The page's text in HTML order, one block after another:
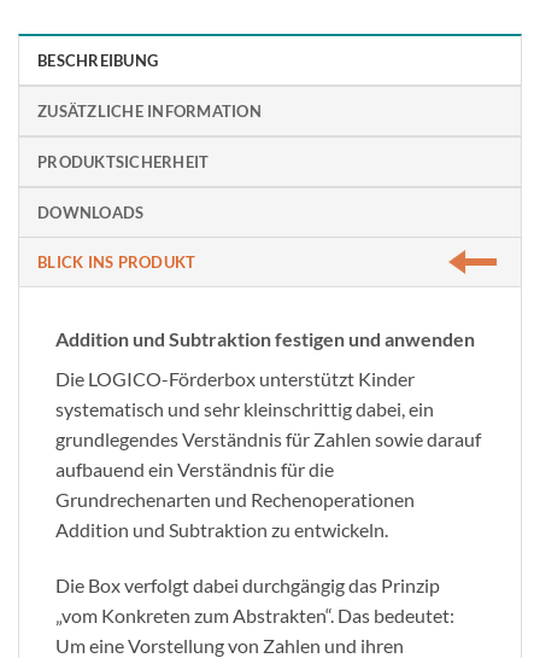
BESCHREIBUNG
ZUSÄTZLICHE INFORMATION
PRODUKTSICHERHEIT
DOWNLOADS
BLICK INS PRODUKT
Addition und Subtraktion festigen und anwenden
Die LOGICO-Förderbox unterstützt Kinder
systematisch und sehr kleinschrittig dabei, ein
grundlegendes Verständnis für Zahlen sowie darauf
aufbauend ein Verständnis für die
Grundrechenarten und Rechenoperationen
Addition und Subtraktion zu entwickeln.
Die Box verfolgt dabei durchgängig das Prinzip
„vom Konkreten zum Abstrakten“. Das bedeutet:
Um eine Vorstellung von Zahlen und ihren